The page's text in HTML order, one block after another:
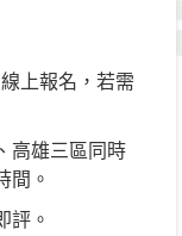
上報名，若需
高雄三區同時
間。
評。